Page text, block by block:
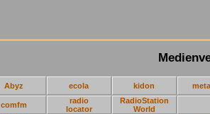
Abyz ecola kidon
comfm
radio
locator
RadioStation
World